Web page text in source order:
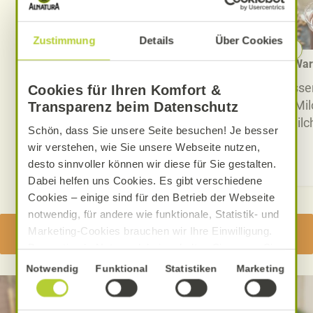
Zustimmung Details Über Cookies
Cookies für Ihren Komfort &
Transparenz beim Datenschutz
Schön, dass Sie unsere Seite besuchen! Je besser
wir verstehen, wie Sie unsere Webseite nutzen,
desto sinnvoller können wir diese für Sie gestalten.
Dabei helfen uns Cookies. Es gibt verschiedene
Cookies – einige sind für den Betrieb der Webseite
notwendig, für andere wie funktionale, Statistik- und
Marketing-Cookies brauchen wir Ihre Einwilligung.
Das optimale Nutzererlebnis erhalten Sie, wenn Sie
„Alle Cookies erlauben“ anklicken. Ihre Einwilligung
umfasst in diesem Fall auch den Einsatz von
Dienstleistern in Drittländern, die kein mit der EU
Einwilligungsauswahl
Notwendig Funktional Statistiken Marketing
Warenkunde: Sojaprodukte
Wir stellen Ihnen die
umfangreiche Palette an
informieren über den Anbau.
Gleich informieren
ENTDECKEN SIE DIE BESONDERE ALNATURA BIO-